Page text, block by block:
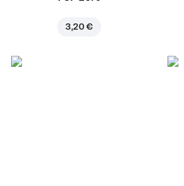
3,20 €